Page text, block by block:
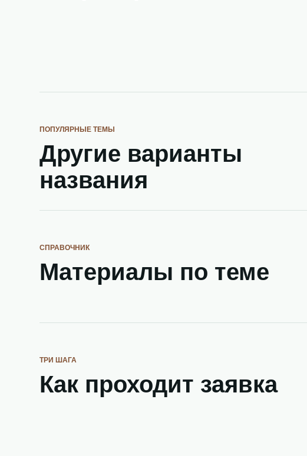
ПОПУЛЯРНЫЕ ТЕМЫ
Другие варианты
названия
СПРАВОЧНИК
Материалы по теме
ТРИ ШАГА
Как проходит заявка